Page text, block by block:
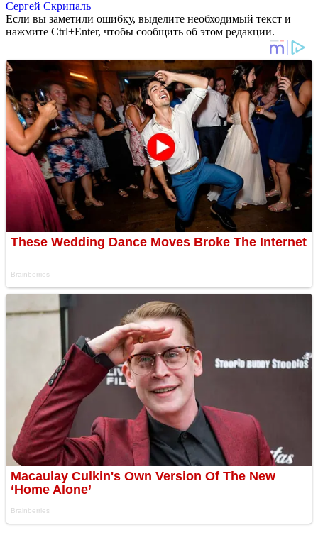
Сергей Скрипаль
Если вы заметили ошибку, выделите необходимый текст и
нажмите Ctrl+Enter, чтобы сообщить об этом редакции.